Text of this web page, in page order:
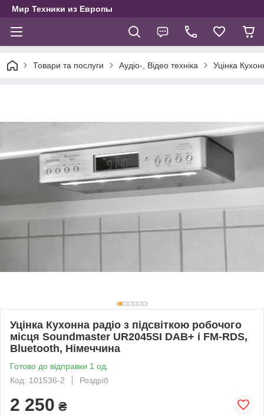
Мир Техники из Европы
Товари та послуги Аудіо-, Відео техніка Уцінка
Уцінка Кухонна радіо з підсвіткою робочого
місця Soundmaster UR2045SI DAB+ і FM-RDS,
Bluetooth, Німеччина
Готово до відправки 1 од.
Код: 101536-2
Роздріб
2 250 ₴